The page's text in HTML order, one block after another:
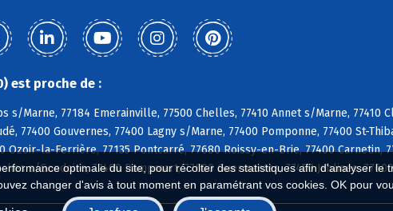
optimale du site, pour récolter des statistiques afin d'analyser le
changer d'avis à tout moment en paramétrant vos cookies. OK pour
est proche de :
s/Marne, 77184 Emerainville, 77500 Chelles, 77410 Annet s/Marne, 77410
77400 Gouvernes, 77400 Lagny s/Marne, 77400 Pomponne, 77400 St-
Ozoir-la-Ferrière, 77135 Pontcarré, 77680 Roissy-en-Brie, 77400 Carnetin,
s/Gondoire, 77400 Dampmart, 77600 Guermantes, 77450 Jablines,